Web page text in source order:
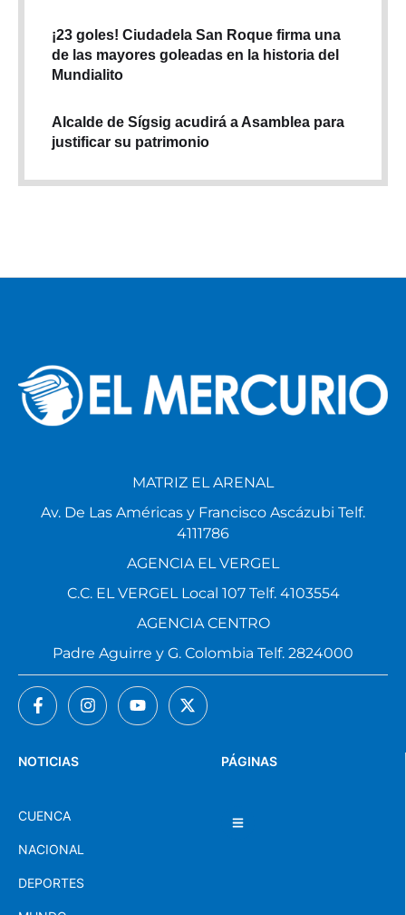
¡23 goles! Ciudadela San Roque firma una
de las mayores goleadas en la historia del
Mundialito
Alcalde de Sígsig acudirá a Asamblea para
justificar su patrimonio
PÁGINAS
NOTICIAS
CUENCA
NACIONAL
DEPORTES
MATRIZ EL ARENAL
Av. De Las Américas y Francisco Ascázubi Telf.
4111786
AGENCIA EL VERGEL
C.C. EL VERGEL Local 107 Telf. 4103554
AGENCIA CENTRO
Padre Aguirre y G. Colombia Telf. 2824000